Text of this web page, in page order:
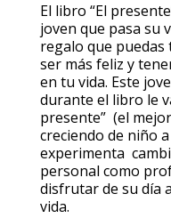
El libro “El
joven que pasa su
regalo que
ser más feliz y
en tu vida. Este
durante el libro le
presente” (el
creciendo de niño
experimenta
personal como
disfrutar de su día
vida.